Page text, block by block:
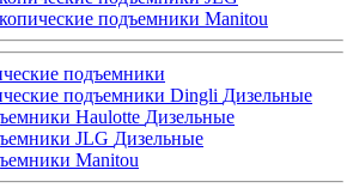
подъемники Manitou
подъемники
подъемники Dingli Дизельные
Haulotte Дизельные
JLG Дизельные
Manitou